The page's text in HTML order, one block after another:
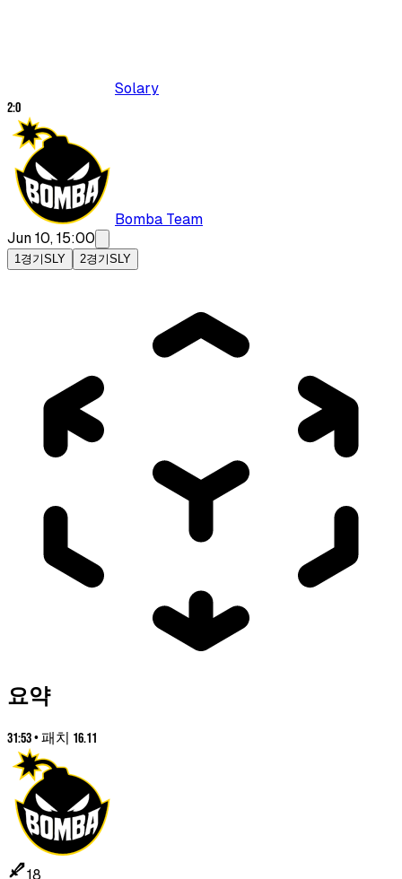
Solary
2:0
Bomba Team
Jun 10, 15:00
1경기SLY 2경기SLY
요약
31:53•패치 16.11
18